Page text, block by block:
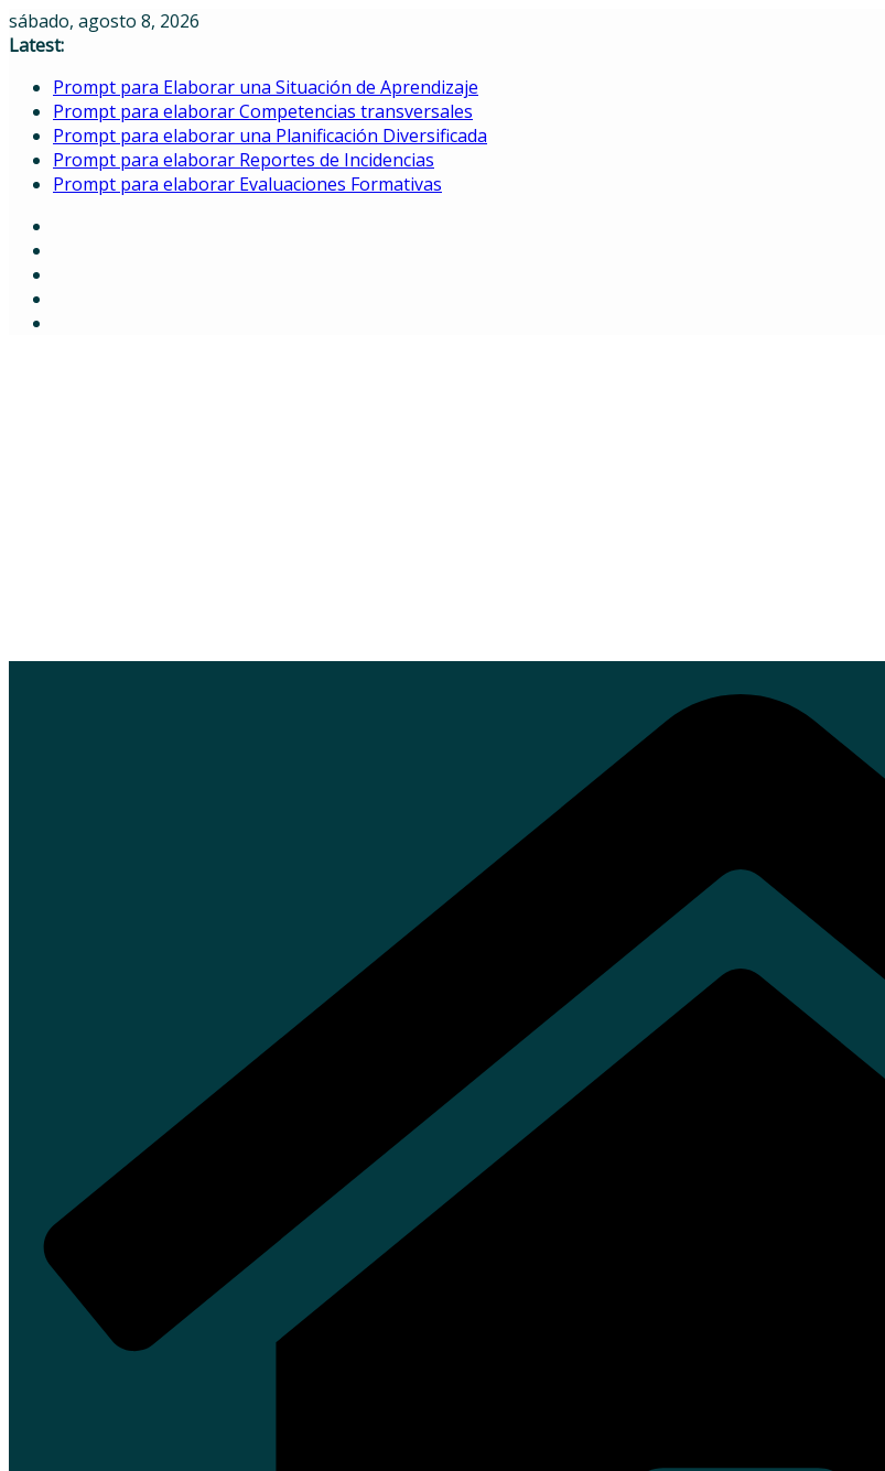
Skip
to
sábado, agosto 8, 2026
Latest:
Prompt para Elaborar una Situación de Aprendizaje
Prompt para elaborar Competencias transversales
Prompt para elaborar una Planificación Diversificada
Prompt para elaborar Reportes de Incidencias
Prompt para elaborar Evaluaciones Formativas